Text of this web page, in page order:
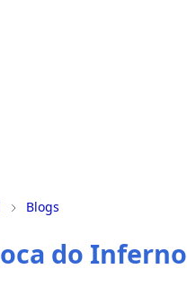
Blogs
do Inferno